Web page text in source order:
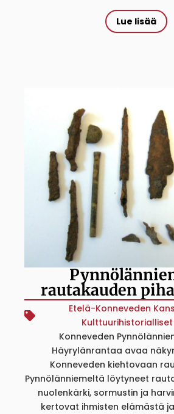
Lue lisää
rautakauden
Etelä-Konneveden
Konneveden
Häyrylänrantaa avaa
Konneveden kiehtovaan
Pynnölänniemeltä löytyneet
nuolenkärki, sormustin ja
kertovat ihmisten elämästä